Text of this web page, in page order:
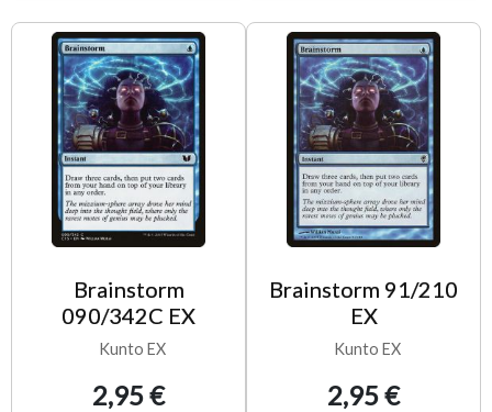
Brainstorm
090/342C EX
Kunto EX
2,95 €
Brainstorm 91/210
EX
Kunto EX
2,95 €